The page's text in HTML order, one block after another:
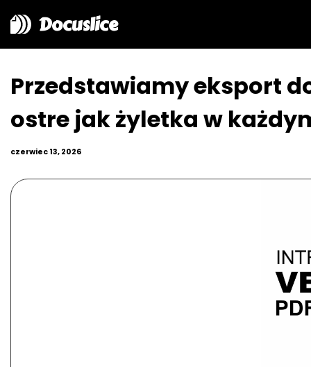
Docuslice
Przedstawiamy eksport
ostre jak żyletka w
czerwiec 13, 2026